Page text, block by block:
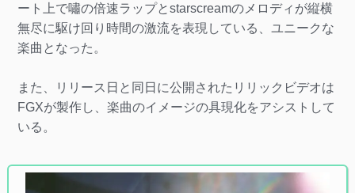
ート上で嘯の倍速ラップとstarscreamのメロディが縦横
無尽に駆け回り時間の激流を表現している、ユニークな
楽曲となった。
また、リリース日と同日に公開されたリリックビデオは
FGXが製作し、楽曲のイメージの具現化をアシストして
いる。